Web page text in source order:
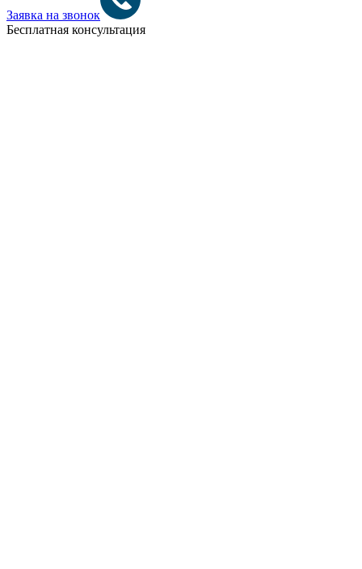
Заявка на звонок
Бесплатная консультация